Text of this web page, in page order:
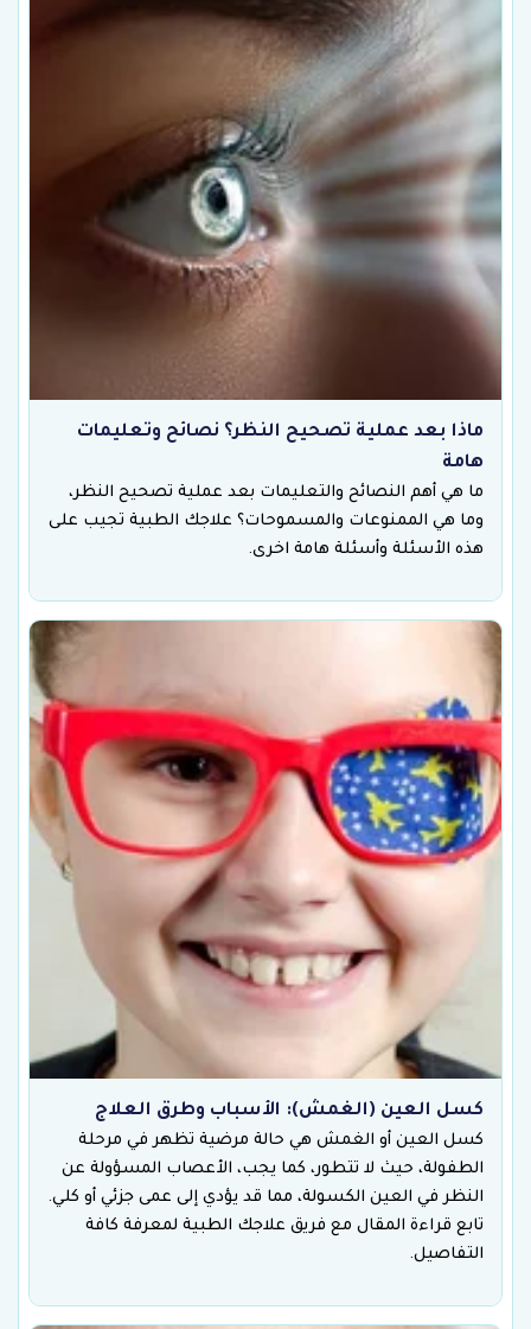
ماذا بعد عملية تصحيح النظر؟ نصائح وتعليمات
هامة
ما هي أهم النصائح والتعليمات بعد عملية تصحيح النظر،
وما هي الممنوعات والمسموحات؟ علاجك الطبية تجيب على
هذه الأسئلة وأسئلة هامة اخرى.
كسل العين (الغمش): الأسباب وطرق العلاج
كسل العين أو الغمش هي حالة مرضية تظهر في مرحلة
الطفولة، حيث لا تتطور، كما يجب، الأعصاب المسؤولة عن
النظر في العين الكسولة، مما قد يؤدي إلى عمى جزئي أو كلي.
تابع قراءة المقال مع فريق علاجك الطبية لمعرفة كافة
التفاصيل.